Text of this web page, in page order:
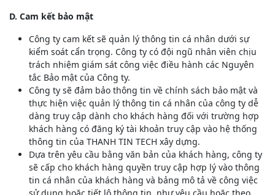
D. Cam kết bảo mật
Công ty cam kết sẽ quản lý thông tin cá nhân dưới sự
kiểm soát cẩn trọng. Công ty có đội ngũ nhân viên chịu
trách nhiệm giám sát công việc điều hành các Nguyên
tắc Bảo mật của Công ty.
Công ty sẽ đảm bảo thông tin về chính sách bảo mật và
thực hiện việc quản lý thông tin cá nhân của công ty dễ
dàng truy cập dành cho khách hàng đối với trường hợp
khách hàng có đăng ký tài khoản truy cập vào hệ thống
thông tin của THANH TIN TECH xây dựng.
Dựa trên yêu cầu bằng văn bản của khách hàng, công ty
sẽ cấp cho khách hàng quyền truy cập hợp lý vào thông
tin cá nhân của khách hàng và bảng mô tả về công việc